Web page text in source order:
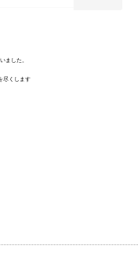
ました。
尽くします